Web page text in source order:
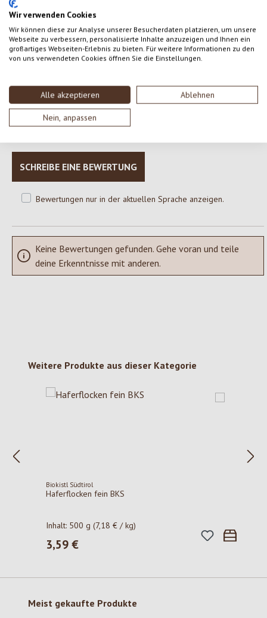
Wir verwenden Cookies
Wir können diese zur Analyse unserer Besucherdaten platzieren, um unsere
Webseite zu verbessern, personalisierte Inhalte anzuzeigen und Ihnen ein
großartiges Webseiten-Erlebnis zu bieten. Für weitere Informationen zu den
von uns verwendeten Cookies öffnen Sie die Einstellungen.
Alle akzeptieren Ablehnen
Nein, anpassen
Hanfsamen geschält aus kontrolliert biologischem Anbau.
Durchschnittliche Bewertung von 0 von 5 Sternen
Gib eine Bewertung ab!
SCHREIBE EINE BEWERTUNG
Bewertungen nur in der aktuellen Sprache anzeigen.
Keine Bewertungen gefunden. Gehe voran und teile
deine Erkenntnisse mit anderen.
Produktgalerie überspringen
Weitere Produkte aus dieser Kategorie
Biokistl Südtirol
Haferflocken fein BKS
Inhalt: 500 g(7,18 € / kg)
Regulärer Preis:
3,59 €
Produktgalerie überspringen
Meist gekaufte Produkte